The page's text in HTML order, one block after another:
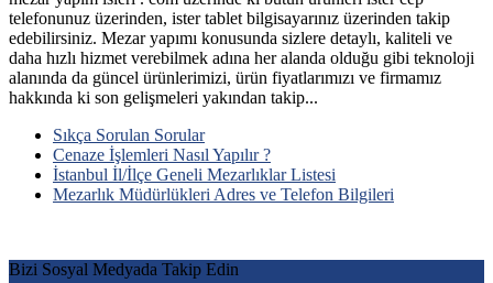
telefonunuz üzerinden, ister tablet bilgisayarınız üzerinden takip
edebilirsiniz. Mezar yapımı konusunda sizlere detaylı, kaliteli ve
daha hızlı hizmet verebilmek adına her alanda olduğu gibi teknoloji
alanında da güncel ürünlerimizi, ürün fiyatlarımızı ve firmamız
hakkında ki son gelişmeleri yakından takip...
Sıkça Sorulan Sorular
Cenaze İşlemleri Nasıl Yapılır ?
İstanbul İl/İlçe Geneli Mezarlıklar Listesi
Mezarlık Müdürlükleri Adres ve Telefon Bilgileri
Bizi Sosyal Medyada Takip Edin